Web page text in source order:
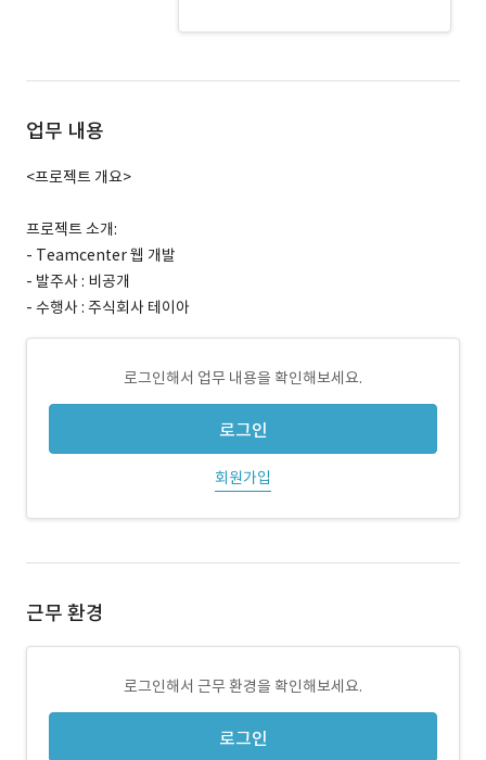
업무 내용
<프로젝트 개요>
프로젝트 소개:
- Teamcenter 웹 개발
- 발주사 : 비공개
- 수행사 : 주식회사 테이아
로그인해서 업무 내용을 확인해보세요.
로그인
회원가입
근무 환경
로그인해서 근무 환경을 확인해보세요.
로그인